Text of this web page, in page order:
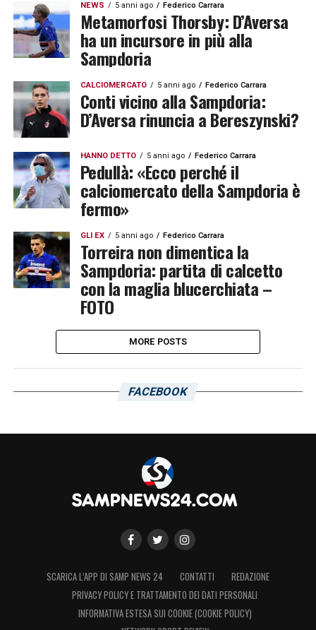
NEWS 5 anni ago Federico Carrara
Metamorfosi Thorsby: D’Aversa
ha un incursore in più alla
Sampdoria
CALCIOMERCATO 5 anni ago Federico Carrara
Conti vicino alla Sampdoria:
D’Aversa rinuncia a Bereszynski?
HANNO DETTO 5 anni ago Federico Carrara
Pedullà: «Ecco perché il
calciomercato della Sampdoria è
fermo»
GLI EX 5 anni ago Federico Carrara
Torreira non dimentica la
Sampdoria: partita di calcetto
con la maglia blucerchiata –
FOTO
MORE POSTS
FACEBOOK
SCARICA L’APP DI SAMP NEWS 24 CONTATTI
REDAZIONE
PRIVACY POLICY E TRATTAMENTO DEI DATI PERSONALI
INFORMATIVA ESTESA SUI COOKIE (COOKIE POLICY)